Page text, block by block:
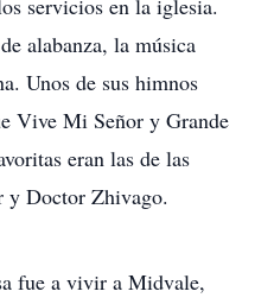
servicios en la iglesia.
alabanza, la música
Unos de sus himnos
Vive Mi Señor y Grande
eran las de las
y Doctor Zhivago.
fue a vivir a Midvale,